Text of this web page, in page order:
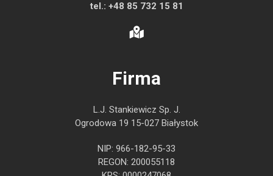
tel.: +48 85 732 15 81
Firma
L.J. Stankiewicz Sp. J.
Ogrodowa 19 15-027 Białystok
NIP: 966-182-95-33
REGON: 200055118